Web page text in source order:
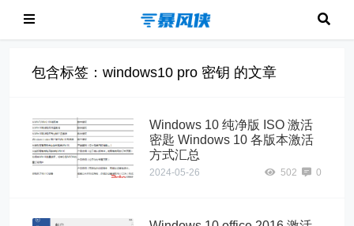
包含标签：windows10 pro 密钥 的文章
Windows 10 纯净版 ISO 激活
密匙 Windows 10 各版本激活
方式汇总
2024-05-26 502 0